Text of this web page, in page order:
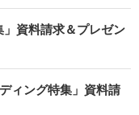
資料請求＆プレゼン
ィング特集」資料請